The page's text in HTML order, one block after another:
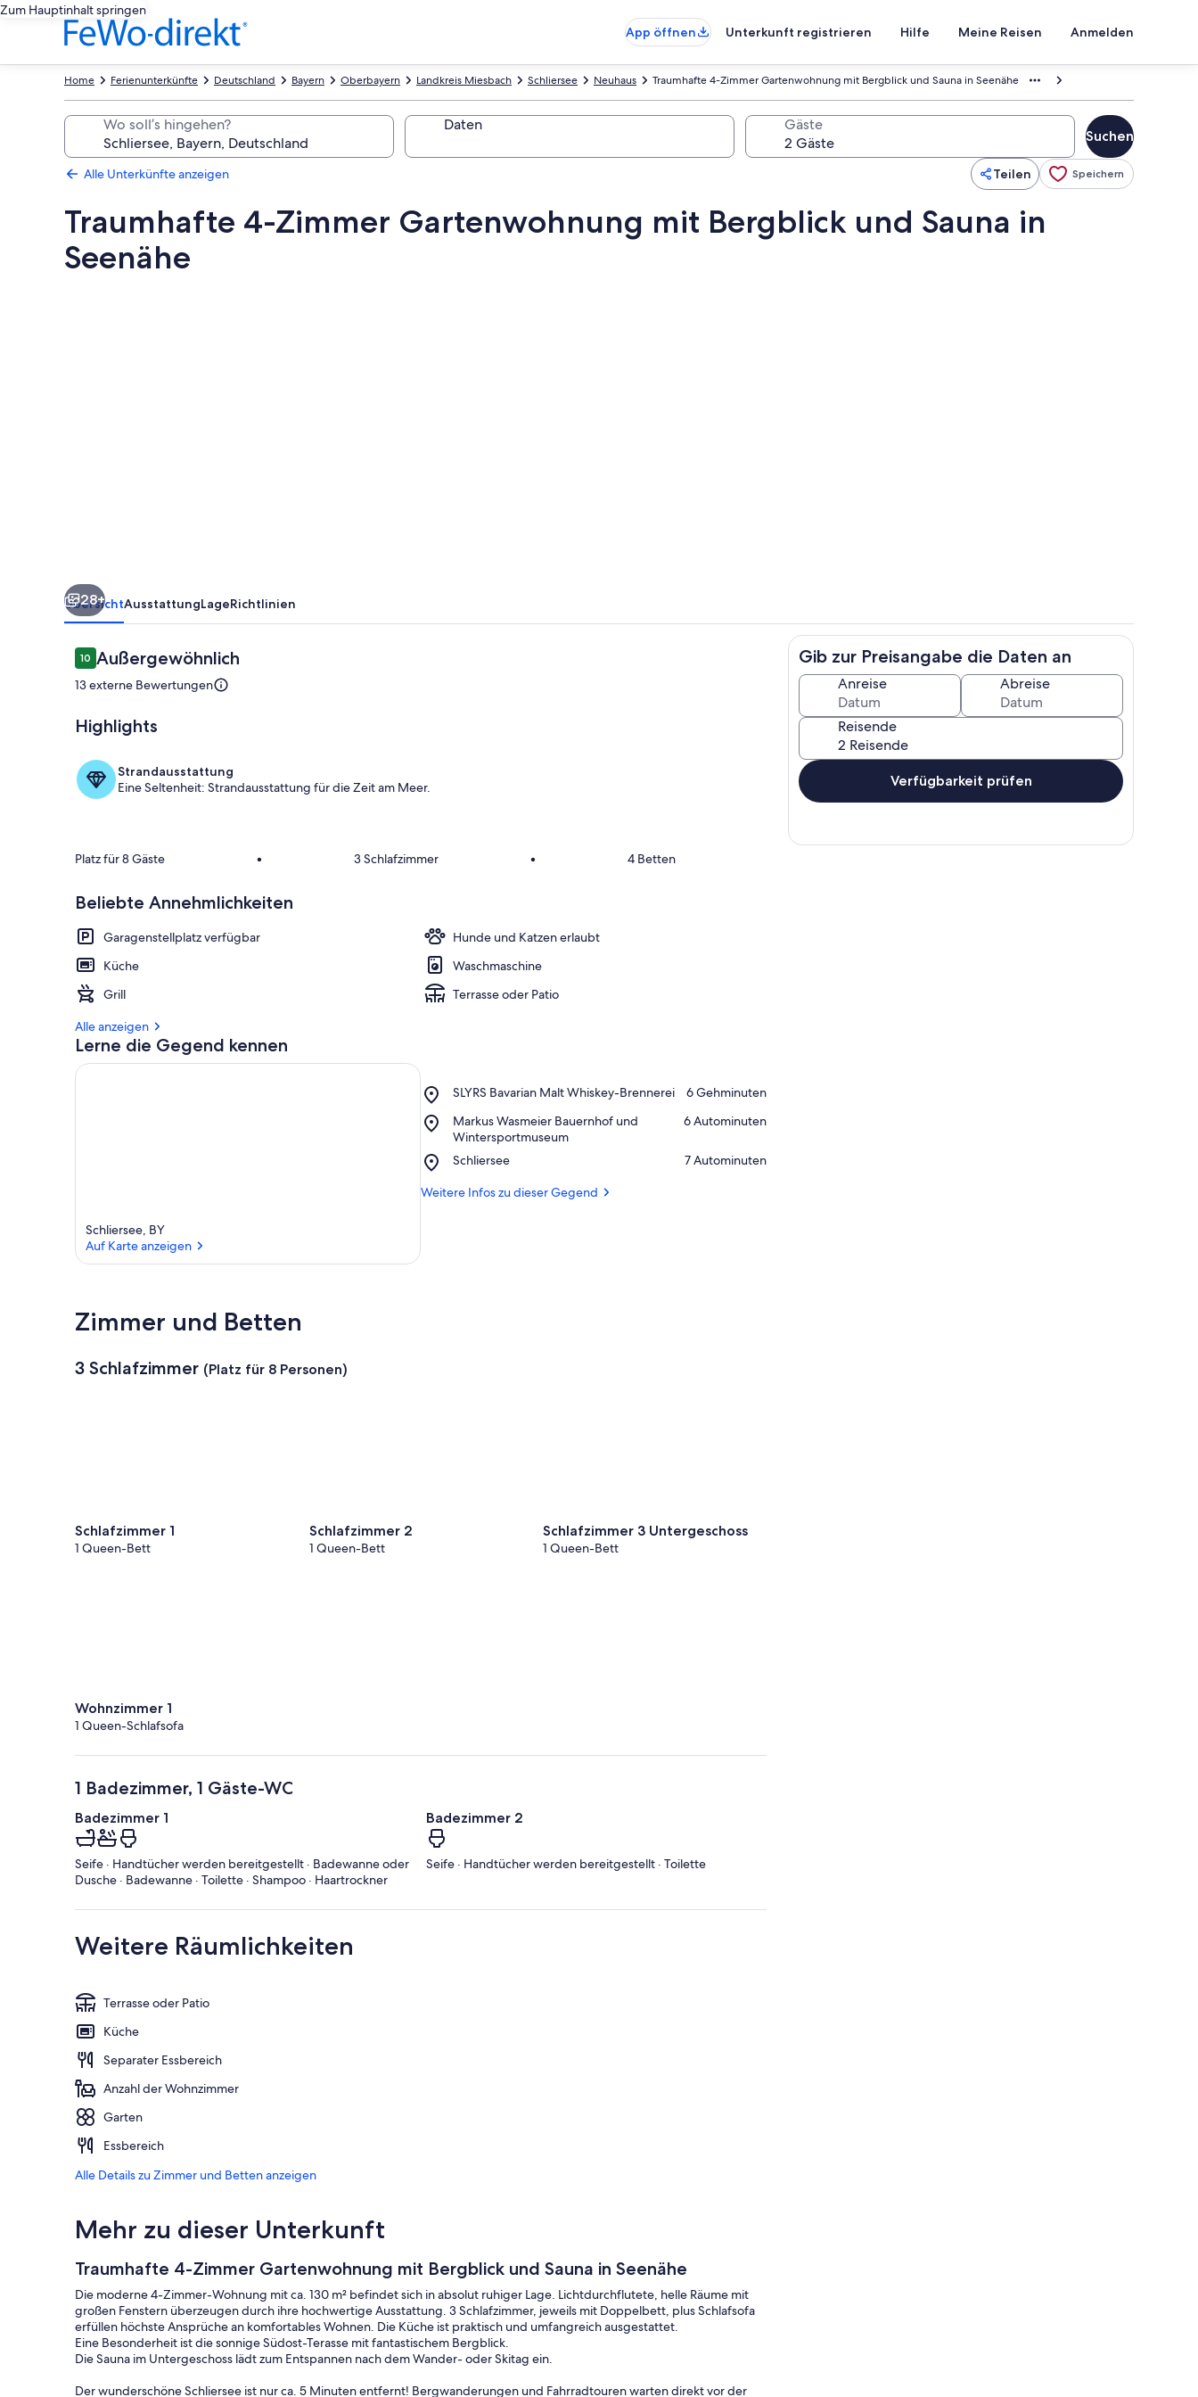
Zum Hauptinhalt springen
App öffnen
Unterkunft registrieren Hilfe Meine Reisen Anmelden
Traumhafte 4-Zimmer Gartenwohnung mit Bergblick und Sauna in Seenähe
Neuhaus
Schliersee
Landkreis Miesbach
Oberbayern
Bayern
Deutschland
Ferienunterkünfte
Home
Wo soll’s hingehen? Daten Gäste
Suchen
Alle Unterkünfte anzeigen Teilen Speichern
Traumhafte 4-Zimmer Gartenwohnung mit Bergblick und Sauna in
Seenähe
Seenähe
Außenbereich Der Flur und das Wohnzimmer
28+
ÜbersichtAusstattungLageRichtlinien
Bewertungen
1010 von 10.
Außergewöhnlich
13 externe Bewertungen
Highlights
Strandausstattung
Eine Seltenheit: Strandausstattung für die Zeit am Meer.
Platz für 8 Gäste • 3 Schlafzimmer • 4 Betten
Beliebte Annehmlichkeiten
Garagenstellplatz verfügbar
Hunde und Katzen erlaubt
Küche
Waschmaschine
Grill
Terrasse oder Patio
Alle anzeigen
Lerne die Gegend kennen
Schliersee, BY
Auf Karte anzeigen
SLYRS Bavarian Malt Whiskey-Brennerei
Place,
Bavarian
Malt
Whiskey-
‪6 Gehminuten‬
Markus Wasmeier Bauernhof und
Wintersportmuseum
Place,
Markus
Wasmeier
Bauernhof
und
Wintersportmuseum
‪6 Autominuten‬
Schliersee
Place,
‪7 Autominuten‬
Weitere Infos zu dieser Gegend
Zimmer und Betten
3 Schlafzimmer (Platz für 8 Personen)
Schlafzimmer 1
1 Queen-Bett
Schlafzimmer 2
1 Queen-Bett
Schlafzimmer 3 Untergeschoss
1 Queen-Bett
Wohnzimmer 1
1 Queen-Schlafsofa
1 Badezimmer, 1 Gäste-WC
Badezimmer 1
Seife · Handtücher werden bereitgestellt · Badewanne oder
Dusche · Badewanne · Toilette · Shampoo · Haartrockner
Badezimmer 2
Seife · Handtücher werden bereitgestellt · Toilette
Weitere Räumlichkeiten
Terrasse oder Patio
Küche
Separater Essbereich
Anzahl der Wohnzimmer
Garten
Essbereich
Alle Details zu Zimmer und Betten anzeigen
Mehr zu dieser Unterkunft
Traumhafte 4-Zimmer Gartenwohnung mit Bergblick und Sauna in Seenähe
Die moderne 4-Zimmer-Wohnung mit ca. 130 m² befindet sich in absolut ruhiger Lage. Lichtdurchflutete, helle Räume mit
großen Fenstern überzeugen durch ihre hochwertige Ausstattung. 3 Schlafzimmer, jeweils mit Doppelbett, plus Schlafsofa
erfüllen höchste Ansprüche an komfortables Wohnen. Die Küche ist praktisch und umfangreich ausgestattet.
Eine Besonderheit ist die sonnige Südost-Terasse mit fantastischem Bergblick.
Die Sauna im Untergeschoss lädt zum Entspannen nach dem Wander- oder Skitag ein.
Der wunderschöne Schliersee ist nur ca. 5 Minuten entfernt! Bergwanderungen und Fahrradtouren warten direkt vor der
Gib zur Preisangabe die Daten an
Anreise Abreise
Reisende
Verfügbarkeit prüfen